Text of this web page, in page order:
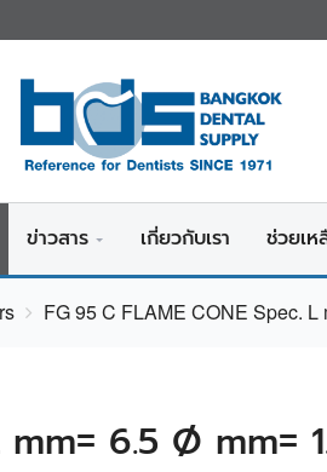
ข่าวสาร เกี่ยวกับเรา ช่วยเห
FG 95 C FLAME CONE Spec.
6.5 Ø mm=